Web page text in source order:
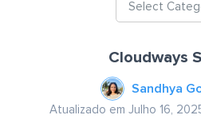
Select
Cloudways
Sandhya
Atualizado em Julho 16,